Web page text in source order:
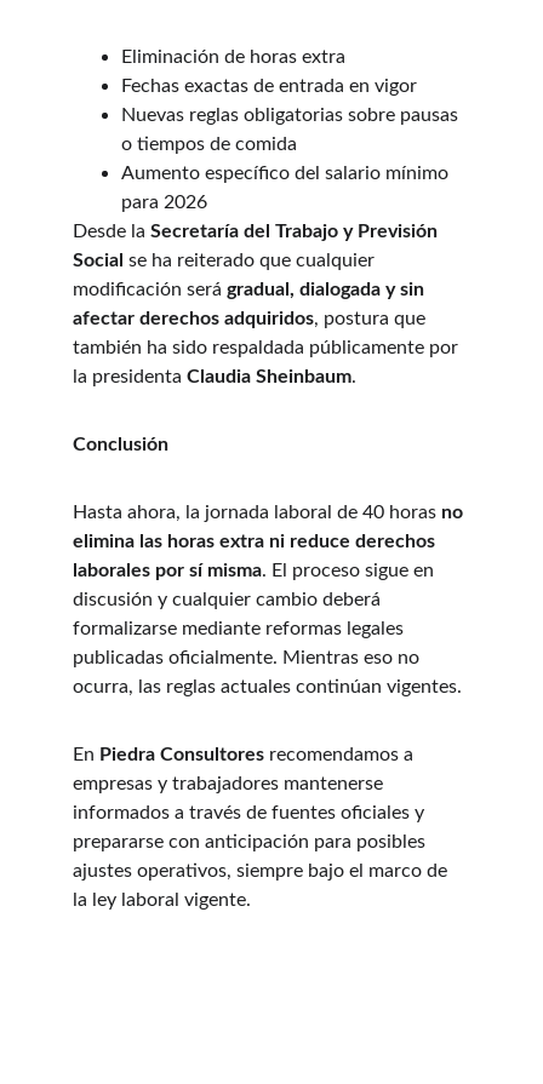
Eliminación de horas extra
Fechas exactas de entrada en vigor
Nuevas reglas obligatorias sobre pausas
o tiempos de comida
Aumento específico del salario mínimo
para 2026
Desde la Secretaría del Trabajo y Previsión
Social se ha reiterado que cualquier
modificación será gradual, dialogada y sin
afectar derechos adquiridos, postura que
también ha sido respaldada públicamente por
la presidenta Claudia Sheinbaum.
Conclusión
Hasta ahora, la jornada laboral de 40 horas no
elimina las horas extra ni reduce derechos
laborales por sí misma. El proceso sigue en
discusión y cualquier cambio deberá
formalizarse mediante reformas legales
publicadas oficialmente. Mientras eso no
ocurra, las reglas actuales continúan vigentes.
En Piedra Consultores recomendamos a
empresas y trabajadores mantenerse
informados a través de fuentes oficiales y
prepararse con anticipación para posibles
ajustes operativos, siempre bajo el marco de
la ley laboral vigente.